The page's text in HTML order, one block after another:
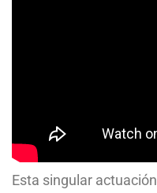
Esta singular